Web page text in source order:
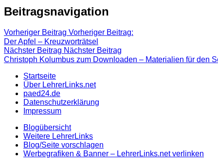
Beitragsnavigation
Vorheriger Beitrag Vorheriger Beitrag:
Der Apfel – Kreuzworträtsel
Nächster Beitrag Nächster Beitrag
Christoph Kolumbus zum Downloaden – Materialien für den
Startseite
Über LehrerLinks.net
paed24.de
Datenschutzerklärung
Impressum
Blogübersicht
Weitere LehrerLinks
Blog/Seite vorschlagen
Werbegrafiken & Banner – LehrerLinks.net verlinken